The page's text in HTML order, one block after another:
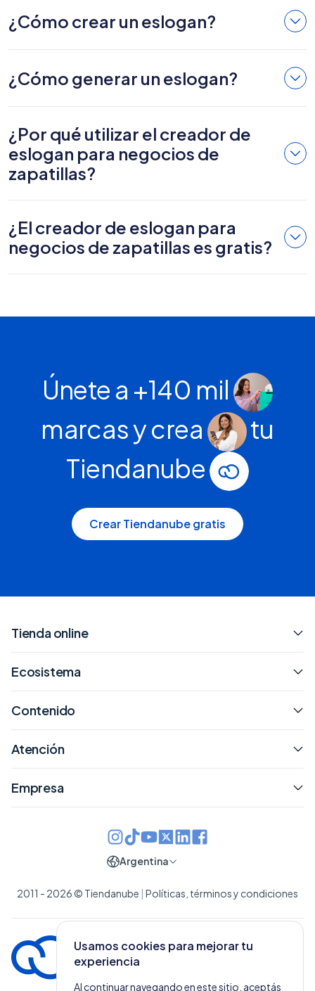
¿Cómo crear un eslogan?
¿Cómo generar un eslogan?
¿Por qué utilizar el creador de
eslogan para negocios de
zapatillas?
¿El creador de eslogan para
negocios de zapatillas es gratis?
Únete a +140 mil
marcas y crea
tu
Tiendanube
Crear Tiendanube gratis
Usamos cookies para mejorar tu
experiencia
Al continuar navegando en este sitio, aceptás
Tienda online
Ecosistema
Contenido
Atención
Empresa
2011 - 2026 © Tiendanube | Políticas, términos y condiciones
Argentina